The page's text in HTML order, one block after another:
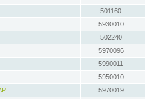
501160
5930010
502240
5970096
5990011
5950010
5970019